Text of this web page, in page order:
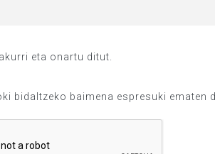
eta onartu ditut.
bidaltzeko baimena espresuki ematen